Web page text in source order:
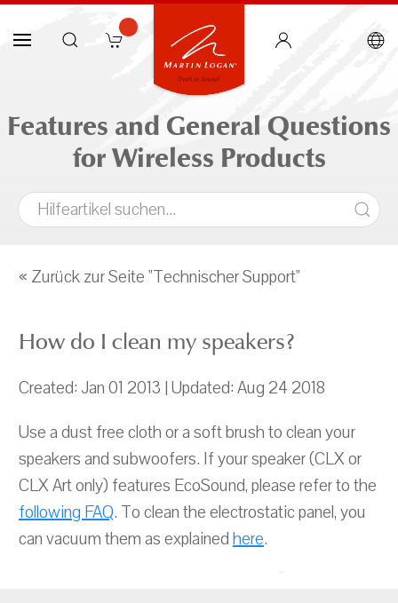
Features and General Questions
for Wireless Products
« Zurück zur Seite "Technischer Support"
How do I clean my speakers?
Created: Jan 01 2013 | Updated: Aug 24 2018
Use a dust free cloth or a soft brush to clean your
speakers and subwoofers. If your speaker (CLX or
CLX Art only) features EcoSound, please refer to the
following FAQ. To clean the electrostatic panel, you
can vacuum them as explainedhere.